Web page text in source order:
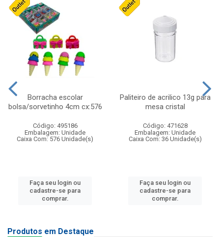
Borracha escolar
bolsa/sorvetinho 4cm cx:576
Código: 495186
Embalagem: Unidade
Caixa Com: 576 Unidade(s)
Faça seu login ou
cadastre-se para
comprar.
Paliteiro de acrilico 13g para
mesa cristal
Código: 471628
Embalagem: Unidade
Caixa Com: 36 Unidade(s)
Faça seu login ou
cadastre-se para
comprar.
Produtos em Destaque